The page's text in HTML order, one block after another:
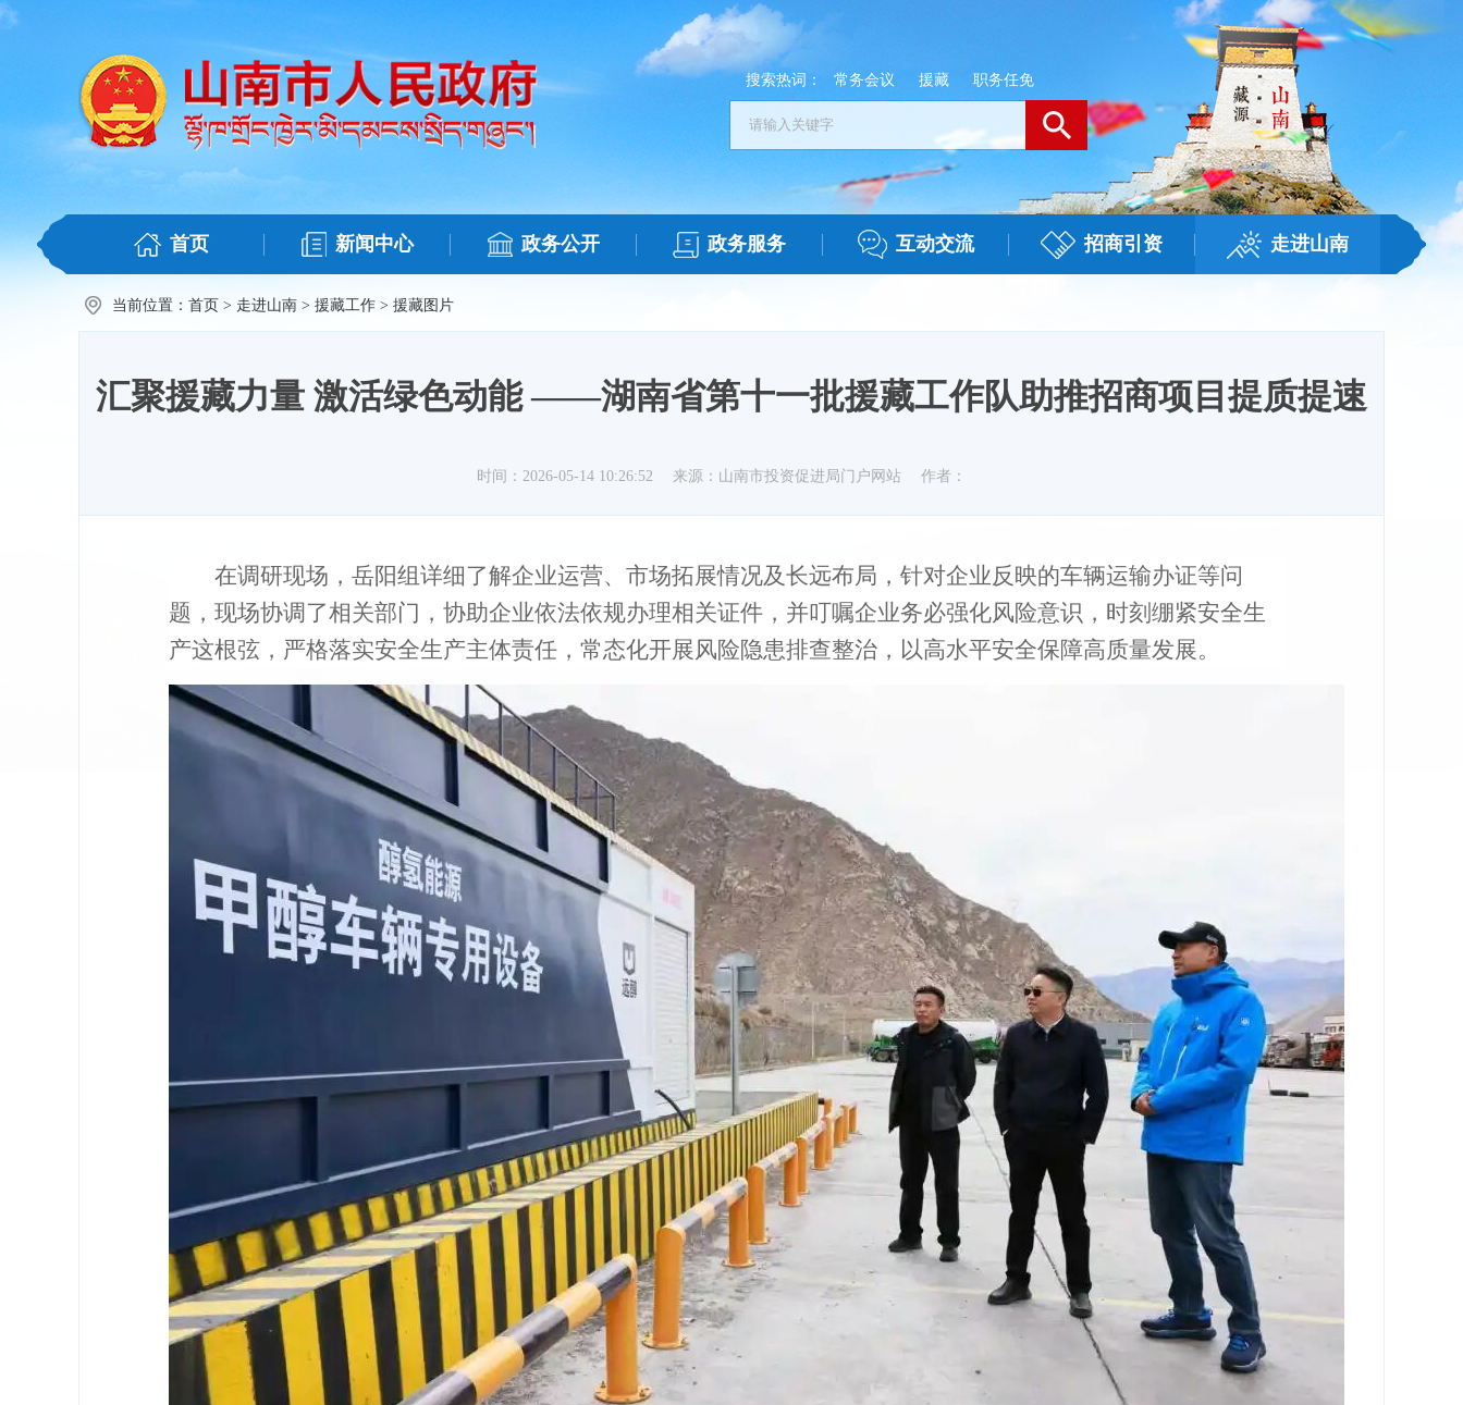
搜索热词： 常务会议 援藏 职务任免
首页 新闻中心 政务公开 政务服务 互动交流 招商引资 走进山南
当前位置： 首页 > 走进山南 > 援藏工作 > 援藏图片
汇聚援藏力量 激活绿色动能 ——湖南省第十一批援藏工作队助推招商项目提质提速
时间：2026-05-14 10:26:52 来源：山南市投资促进局门户网站 作者：
在调研现场，岳阳组详细了解企业运营、市场拓展情况及长远布局，针对企业反映的车辆运输办证等问
题，现场协调了相关部门，协助企业依法依规办理相关证件，并叮嘱企业务必强化风险意识，时刻绷紧安全生
产这根弦，严格落实安全生产主体责任，常态化开展风险隐患排查整治，以高水平安全保障高质量发展。